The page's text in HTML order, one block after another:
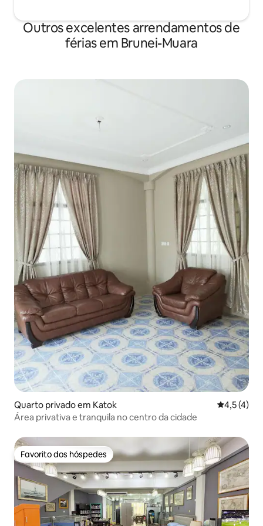
Outros excelentes arrendamentos de
férias em Brunei-Muara
Quarto privado em Katok
4,5 (4)
Área privativa e tranquila no centro da cidade
Favorito dos hóspedes
Favorito dos hóspedes